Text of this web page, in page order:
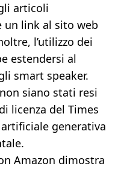
articoli
un link al sito web
l’utilizzo dei
estendersi al
smart speaker.
siano stati resi
licenza del Times
generativa
Amazon dimostra